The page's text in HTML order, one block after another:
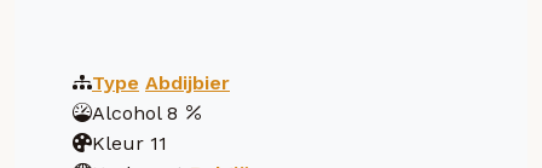
Type Abdijbier
Alcohol 8
Kleur 11